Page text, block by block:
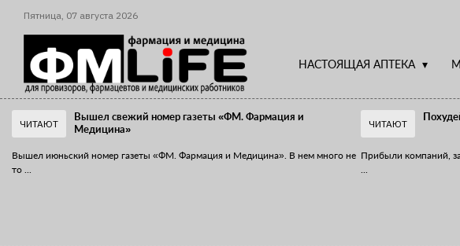
Пятница, 07 августа 2026
НАСТОЯЩАЯ АПТЕКА
ЧИТАЮТ
Вышел свежий номер газеты «ФМ. Фармация и
Медицина»
Вышел июньский номер газеты «ФМ. Фармация и Медицина». В нем много не
то
ЧИТАЮТ
Прибыли компаний,